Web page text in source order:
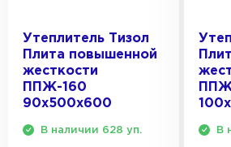
Утеплитель Тизол
Плита повышенной
жесткости
ППЖ-160
90х500х600
В наличии 628 уп. В